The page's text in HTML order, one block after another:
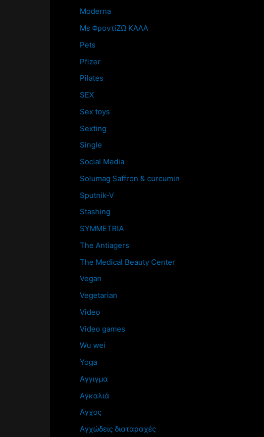
Moderna
Mε ΦροντίΖΩ ΚΑΛΑ
Pets
Pfizer
Pilates
SEX
Sex toys
Sexting
Single
Social Media
Solumag Saffron & curcumin
Sputnik-V
Stashing
SYMMETRIA
The Antiagers
The Medical Beauty Center
Vegan
Vegetarian
Video
Video games
Wu wei
Yoga
Άγγιγμα
Αγκαλιά
Άγχος
Αγχώδεις διαταραχές